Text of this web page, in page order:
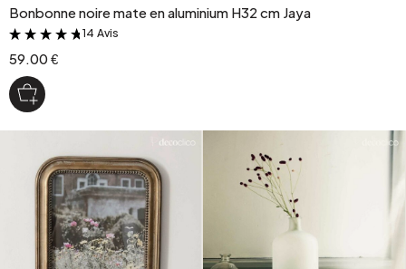
Bonbonne noire mate en aluminium H32 cm Jaya
&
14 Avis
59.00 €